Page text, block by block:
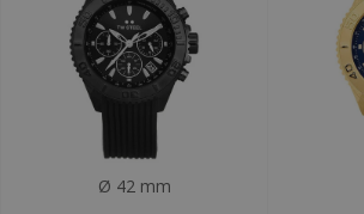
Ø 42 mm